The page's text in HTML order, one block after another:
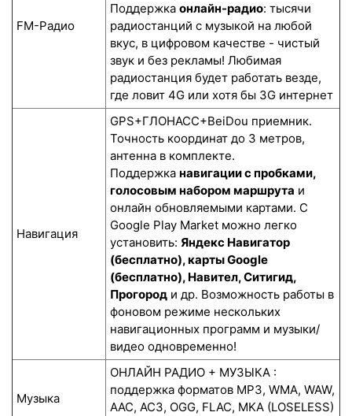
FM-Радио
Поддержка онлайн-радио: тысячи
радиостанций с музыкой на любой
вкус, в цифровом качестве - чистый
звук и без рекламы! Любимая
радиостанция будет работать везде,
где ловит 4G или хотя бы 3G интернет
Навигация
GPS+ГЛОНАСС+BeiDou приемник.
Точность координат до 3 метров,
антенна в комплекте.
Поддержка навигации с пробками,
голосовым набором маршрута и
онлайн обновляемыми картами. С
Google Play Market можно легко
установить: Яндекс Навигатор
(бесплатно), карты Google
(бесплатно), Навител, Ситигид,
Прогород и др. Возможность работы в
фоновом режиме нескольких
навигационных программ и музыки/
видео одновременно!
Музыка
ОНЛАЙН РАДИО + МУЗЫКА :
поддержка форматов MP3, WMA, WAW,
AAC, AC3, OGG, FLAC, MKA (LOSELESS)